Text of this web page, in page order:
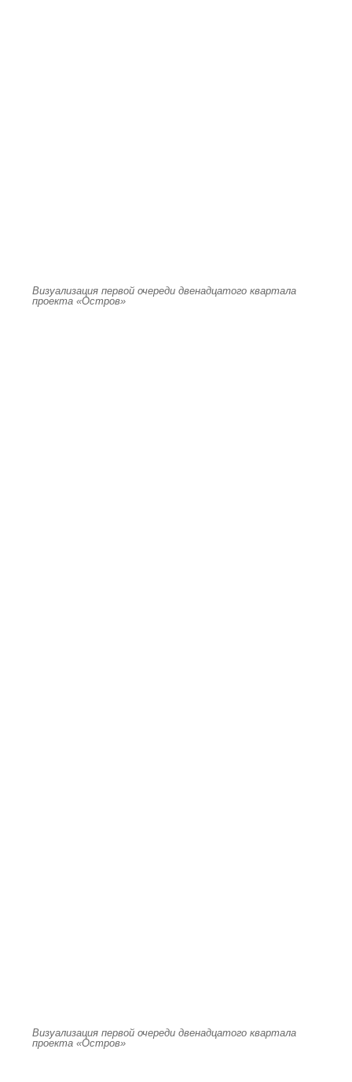
Визуализация первой очереди двенадцатого квартала
проекта «Остров»
Визуализация первой очереди двенадцатого квартала
проекта «Остров»